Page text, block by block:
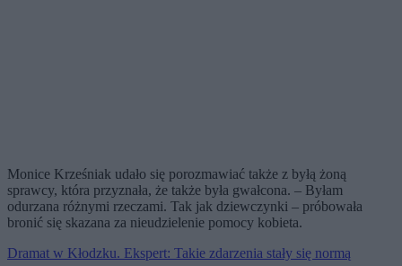
Monice Krześniak udało się porozmawiać także z byłą żoną
sprawcy, która przyznała, że także była gwałcona. – Byłam
odurzana różnymi rzeczami. Tak jak dziewczynki – próbowała
bronić się skazana za nieudzielenie pomocy kobieta.
Dramat w Kłodzku. Ekspert: Takie zdarzenia stały się normą